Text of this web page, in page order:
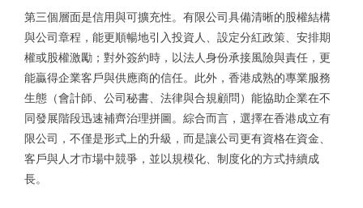
第三個層面是信用與可擴充性。有限公司具備清晰的股權結構
與公司章程，能更順暢地引入投資人、設定分紅政策、安排期
權或股權激勵；對外簽約時，以法人身份承接風險與責任，更
能贏得企業客戶與供應商的信任。此外，香港成熟的專業服務
生態（會計師、公司秘書、法律與合規顧問）能協助企業在不
同發展階段迅速補齊治理拼圖。綜合而言，選擇在香港成立有
限公司，不僅是形式上的升級，而是讓公司更有資格在資金、
客戶與人才市場中競爭，並以規模化、制度化的方式持續成
長。